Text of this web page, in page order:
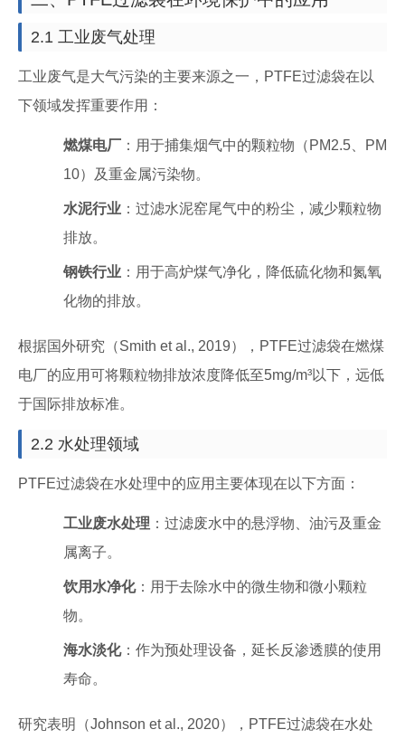
2.1 工业废气处理
工业废气是大气污染的主要来源之一，PTFE过滤袋在以
下领域发挥重要作用：
燃煤电厂 ：用于捕集烟气中的颗粒物（PM2.5、PM
10）及重金属污染物。
水泥行业 ：过滤水泥窑尾气中的粉尘，减少颗粒物
排放。
钢铁行业 ：用于高炉煤气净化，降低硫化物和氮氧
化物的排放。
根据国外研究（Smith et al., 2019），PTFE过滤袋在燃煤
电厂的应用可将颗粒物排放浓度降低至5mg/m³以下，远低
于国际排放标准。
2.2 水处理领域
PTFE过滤袋在水处理中的应用主要体现在以下方面：
工业废水处理 ：过滤废水中的悬浮物、油污及重金
属离子。
饮用水净化：用于去除水中的微生物和微小颗粒
物。
海水淡化：作为预处理设备，延长反渗透膜的使用
寿命。
研究表明（Johnson et al., 2020），PTFE过滤袋在水处